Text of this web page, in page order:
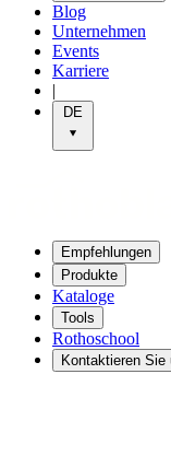
Blog
Unternehmen
Events
Karriere
|
DE
Empfehlungen
Produkte
Kataloge
Tools
Rothoschool
Kontaktieren Sie